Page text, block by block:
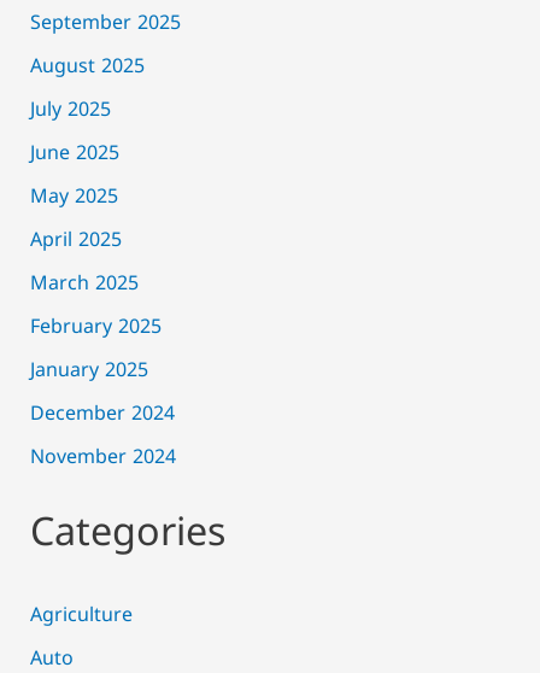
September 2025
August 2025
July 2025
June 2025
May 2025
April 2025
March 2025
February 2025
January 2025
December 2024
November 2024
Categories
Agriculture
Auto